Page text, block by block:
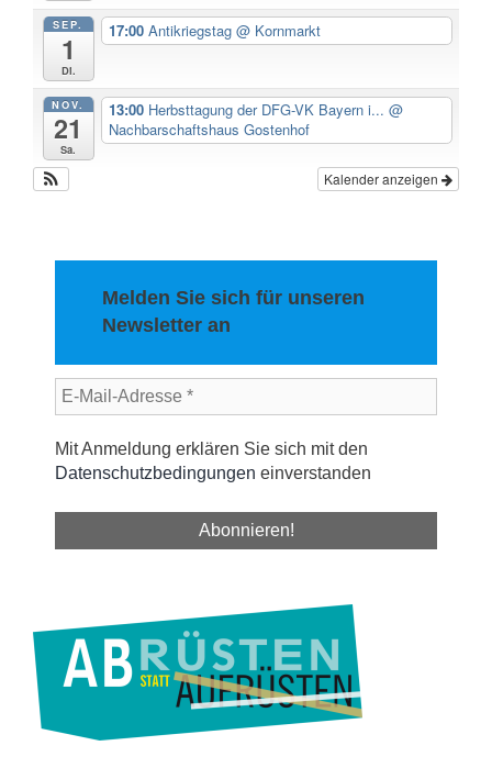
SEP.
1
Di.
17:00 Antikriegstag @ Kornmarkt
NOV.
21
Sa.
13:00 Herbsttagung der DFG-VK Bayern i... @
Nachbarschaftshaus Gostenhof
Kalender anzeigen
Melden Sie sich für unseren
Newsletter an
Mit Anmeldung erklären Sie sich mit den
Datenschutzbedingungen einverstanden